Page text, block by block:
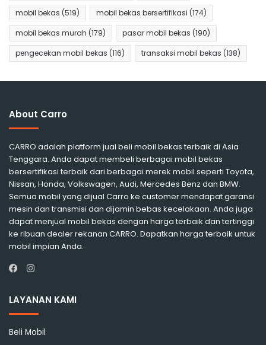
mobil bekas (519) mobil bekas bersertifikasi (174)
mobil bekas murah (179) pasar mobil bekas (190)
pengecekan mobil bekas (116) transaksi mobil bekas (138)
About Carro
CARRO adalah platform jual beli mobil bekas terbaik di Asia
Tenggara. Anda dapat membeli berbagai mobil bekas
bersertifikasi terbaik dari berbagai merek mobil seperti Toyota,
Nissan, Honda, Volkswagen, Audi, Mercedes Benz dan BMW.
Semua mobil yang dijual Carro ke customer mendapat garansi
mesin dan transmisi dan dijamin bebas kecelakaan. Anda juga
dapat menjual mobil bekas dengan harga terbaik dan tertinggi
ke ribuan dealer rekanan CARRO. Dapatkan harga terbaik untuk
mobil impian Anda.
Instagram
LAYANAN KAMI
Beli Mobil